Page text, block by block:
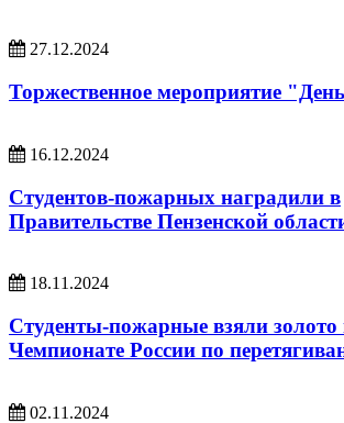
27.12.2024
Торжественное мероприятие
16.12.2024
Студентов-пожарных наградили в
Правительстве Пензенской
18.11.2024
Студенты-пожарные взяли золото
Чемпионате России по
02.11.2024